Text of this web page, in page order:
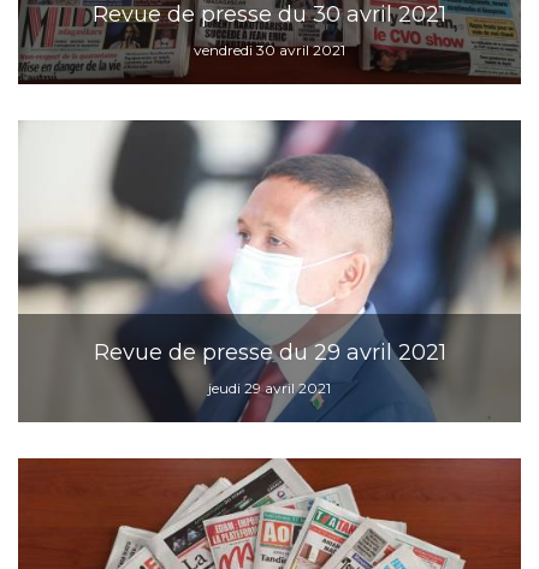
Revue de presse du 30 avril 2021
vendredi 30 avril 2021
Revue de presse du 29 avril 2021
jeudi 29 avril 2021